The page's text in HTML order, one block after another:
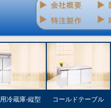
冷蔵庫‐縦型 コールドテーブル